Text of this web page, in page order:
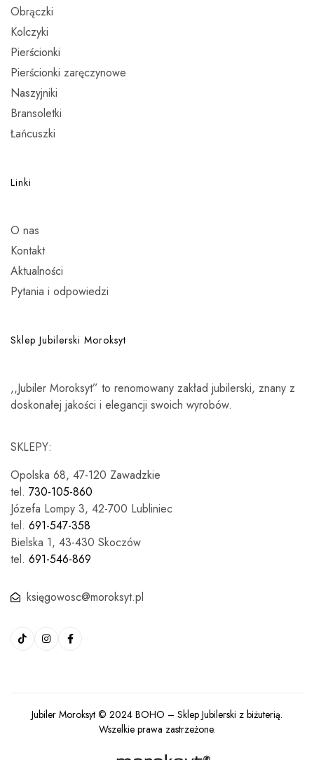
Obrączki
Kolczyki
Pierścionki
Pierścionki zaręczynowe
Naszyjniki
Bransoletki
Łańcuszki
Linki
O nas
Kontakt
Aktualności
Pytania i odpowiedzi
Sklep Jubilerski Moroksyt
,,Jubiler Moroksyt” to renomowany zakład jubilerski, znany z
doskonałej jakości i elegancji swoich wyrobów.
SKLEPY:
Opolska 68, 47-120 Zawadzkie
tel. 730-105-860
Józefa Lompy 3, 42-700 Lubliniec
tel. 691-547-358
Bielska 1, 43-430 Skoczów
tel. 691-546-869
księgowosc@moroksyt.pl
Jubiler Moroksyt © 2024 BOHO – Sklep Jubilerski z biżuterią.
Wszelkie prawa zastrzeżone.